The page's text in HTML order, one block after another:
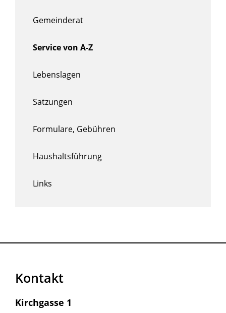
Gemeinderat
Service von A-Z
Lebenslagen
Satzungen
Formulare, Gebühren
Haushaltsführung
Links
Kontakt
Kirchgasse 1